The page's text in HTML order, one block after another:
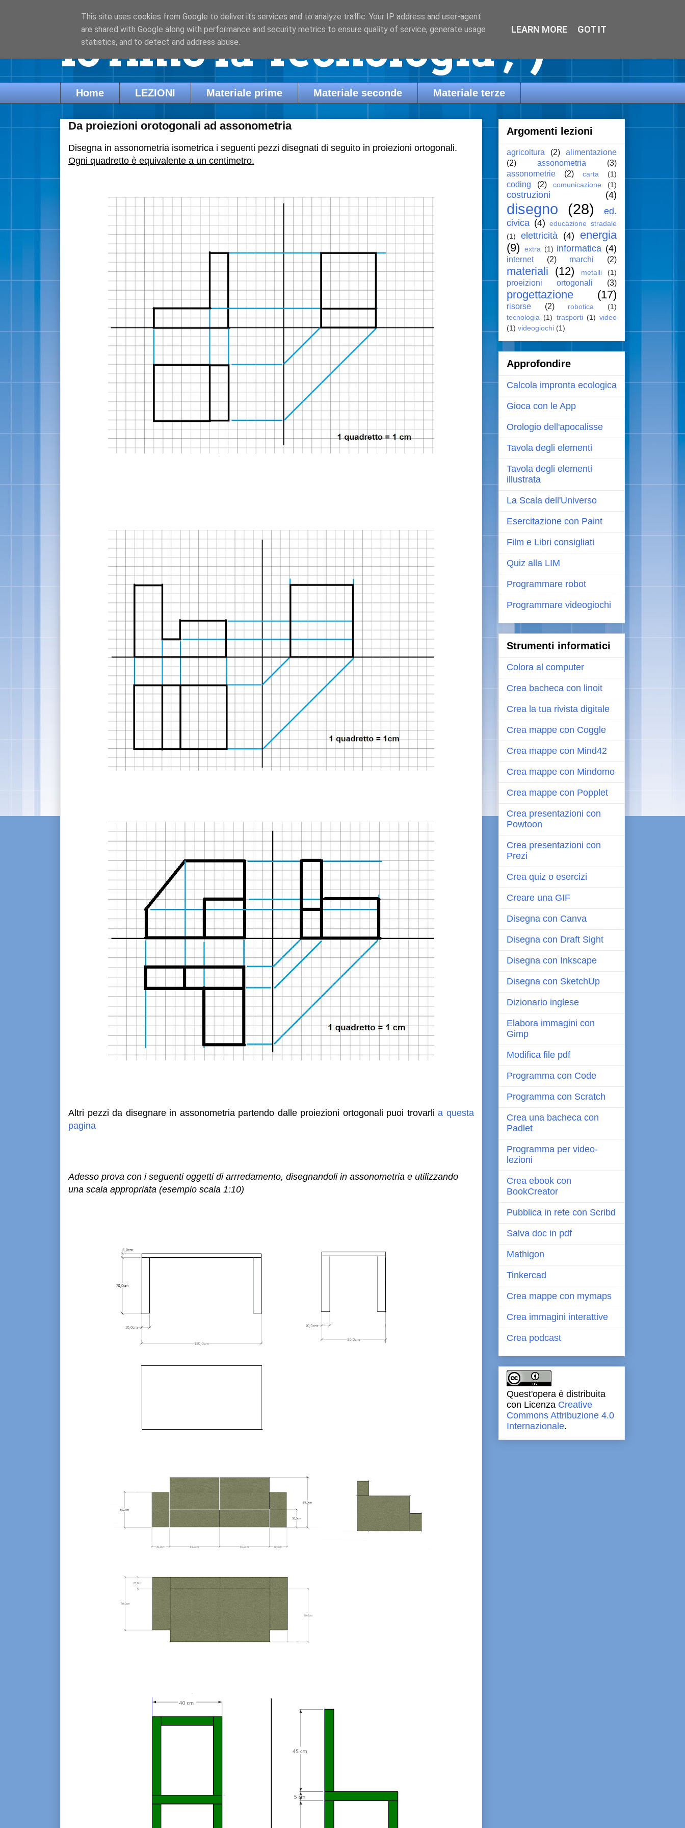
Io Amo la Tecnologia ;-)
Home LEZIONI Materiale prime Materiale seconde Materiale terze
Da proiezioni orotogonali ad assonometria
Disegna in assonometria isometrica i seguenti pezzi disegnati di seguito in proiezioni ortogonali.
Ogni quadretto è equivalente a un centimetro.
Altri pezzi da disegnare in assonometria partendo dalle proiezioni ortogonali puoi trovarlia questa
pagina
Adesso prova con i seguenti oggetti di arrredamento, disegnandoli in assonometria e utilizzando
una scala appropriata (esempio scala 1:10)
Argomenti lezioni
agricoltura (2)
alimentazione
(2)
assonometria
(3)
assonometrie
(2) carta (1)
coding (2) comunicazione (1)
costruzioni (4)
disegno (28)
ed.
civica (4) educazione stradale
(1)
elettricità (4)
energia
(9)
extra (1) informatica (4)
internet (2) marchi (2)
materiali (12) metalli (1)
proeizioni ortogonali (3)
progettazione (17)
risorse (2) robotica
(1)
tecnologia (1) trasporti (1) video
(1) videogiochi (1)
Approfondire
Calcola impronta ecologica
Gioca con le App
Orologio dell'apocalisse
Tavola degli elementi
Tavola degli elementi
illustrata
La Scala dell'Universo
Esercitazione con Paint
Film e Libri consigliati
Quiz alla LIM
Programmare robot
Programmare videogiochi
Strumenti informatici
Colora al computer
Crea bacheca con linoit
Crea la tua rivista digitale
Crea mappe con Coggle
Crea mappe con Mind42
Crea mappe con Mindomo
Crea mappe con Popplet
Crea presentazioni con
Powtoon
Crea presentazioni con
Prezi
Crea quiz o esercizi
Creare una GIF
Disegna con Canva
Disegna con Draft Sight
Disegna con Inkscape
Disegna con SketchUp
Dizionario inglese
Elabora immagini con
Gimp
Modifica file pdf
Programma con Code
Programma con Scratch
Crea una bacheca con
Padlet
Programma per video-
lezioni
Crea ebook con
BookCreator
Pubblica in rete con Scribd
Salva doc in pdf
Mathigon
Tinkercad
Crea mappe con mymaps
Crea immagini interattive
Crea podcast
Quest'opera è distribuita
con Licenza Creative
Commons Attribuzione 4.0
Internazionale.
This site uses cookies from Google to deliver its services and to analyze traffic. Your IP address and user-agent
are shared with Google along with performance and security metrics to ensure quality of service, generate usage
statistics, and to detect and address abuse.
LEARN MORE GOT IT